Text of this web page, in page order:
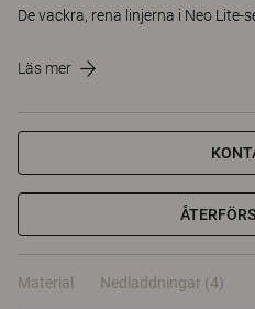
De vackra, rena linjerna i Neo Lite-
Läs mer
Material Nedladdningar (4)